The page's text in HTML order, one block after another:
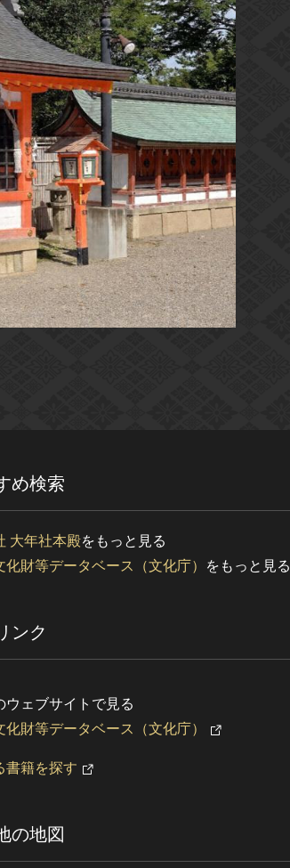
め検索
大年社本殿をもっと見る
化財等データベース（文化庁）
をもっと見る
ンク
ウェブサイトで見る
化財等データベース（文化庁）
書籍を探す
の地図